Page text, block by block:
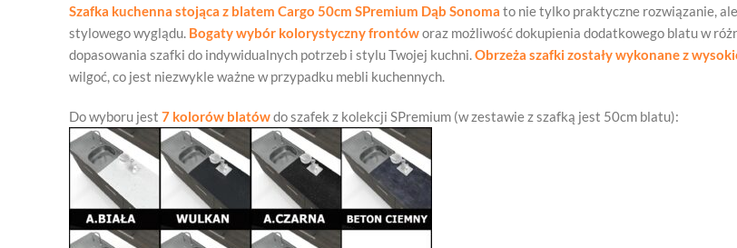
Szafka kuchenna stojąca z blatem Cargo 50cm SPremium Dąb Sonoma to nie tylko praktyczne rozwiązanie,
stylowego wyglądu. Bogaty wybór kolorystyczny frontóworaz możliwość dokupienia dodatkowego blatu w
dopasowania szafki do indywidualnych potrzeb i stylu Twojej kuchni.Obrzeża szafki zostały wykonane z
wilgoć, co jest niezwykle ważne w przypadku mebli kuchennych.
Do wyboru jest 7 kolorów blatówdo szafek z kolekcji SPremium (w zestawie z szafką jest 50cm blatu):